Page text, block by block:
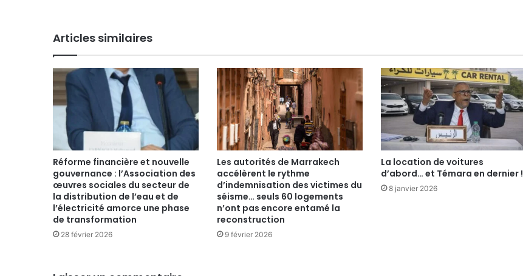
Articles similaires
Réforme financière et nouvelle
gouvernance : l’Association des
œuvres sociales du secteur de
la distribution de l’eau et de
l’électricité amorce une phase
de transformation
28 février 2026
Les autorités de Marrakech
accélèrent le rythme
d’indemnisation des victimes du
séisme… seuls 60 logements
n’ont pas encore entamé la
reconstruction
9 février 2026
La location de voitures
d’abord… et Témara en dernier !
8 janvier 2026